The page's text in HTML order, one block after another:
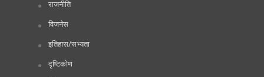
राजनीति
विजनेस
इतिहास/सभ्यता
दृष्टिकोण